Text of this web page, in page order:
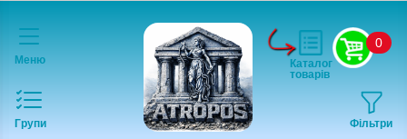
Меню
Групи
0
Фільтри
Каталог
товарів